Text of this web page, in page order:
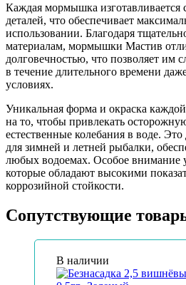
Каждая мормышка изготавливается
деталей, что обеспечивает
использовании. Благодаря
материалам, мормышки Мастив
долговечностью, что позволяет им
в течение длительного времени
условиях.
Уникальная форма и окраска
на то, чтобы привлекать
естественные колебания в воде.
для зимней и летней рыбалки,
любых водоемах. Особое внимание
которые обладают высокими
коррозийной стойкости.
Сопутствующие
В наличии